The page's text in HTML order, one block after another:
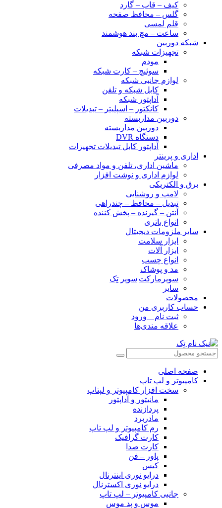
کیف – قاب – گارد
گلس – محافظ صفحه
قلم لمسی
ساعت – مچ بند هوشمند
شبکه دوربین
تجهیزات شبکه
مودم
سوئیچ – کارت شبکه
لوازم جانبی شبکه
کابل شبکه و تلفن
آداپتور شبکه
کانکتور – اسپلیتر – تبدیلات
دوربین مداربسته
دوربین مداربسته
دستگاه DVR
آداپتور کابل تبدیلات تجهیزات
اداری و پرینتر
ماشین اداری، تلفن و مواد مصرفی
لوازم اداری و نوشت افزار
برق و الکتریکی
لامپ و روشنایی
تبدیل – محافظ – چندراهی
آنتن – گیرنده – پخش کننده
انواع باتری
سایر ملزومات دیجیتال
ابزار سلامت
ابزار آلات
انواع چسب
مد و پوشاک
سوپرمارکت|سوپر تِک
سایر
محصولات
حساب کاربری من
ثبت نام _ ورود
علاقه مندی‌ها
صفحه اصلی
کامپیوتر و‌‌‌‌‌ لپ تاپ
سخت افزار کامپیوتر و لپتاپ
مانیتور و آداپتور
پردازنده
مادربرد
رم کامپیوتر و لپ تاپ
کارت گرافیک
کارت صدا
پاور – فن
کیس
درایو نوری اینترنال
درایو نوری اکسترنال
جانبی کامپیوتر – لپ تاپ
موس و پد موس